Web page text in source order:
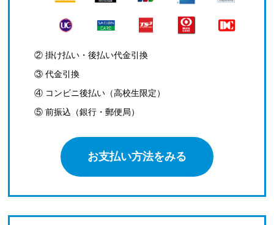
② 掛け払い・後払い代金引換
③ 代金引換
④ コンビニ後払い（高校生限定）
⑤ 前振込（銀行・郵便局）
お支払い方法をみる